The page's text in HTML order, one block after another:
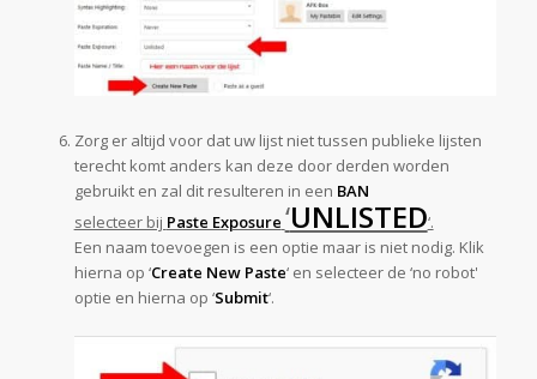
Zorg er altijd voor dat uw lijst niet tussen publieke lijsten
terecht komt anders kan deze door derden worden
gebruikt en zal dit resulteren in een BAN
selecteer bij Paste Exposure ‘UNLISTED‘.
Een naam toevoegen is een optie maar is niet nodig. Klik
hierna op ‘Create New Paste‘ en selecteer de ‘no robot'
optie en hierna op ‘Submit‘.